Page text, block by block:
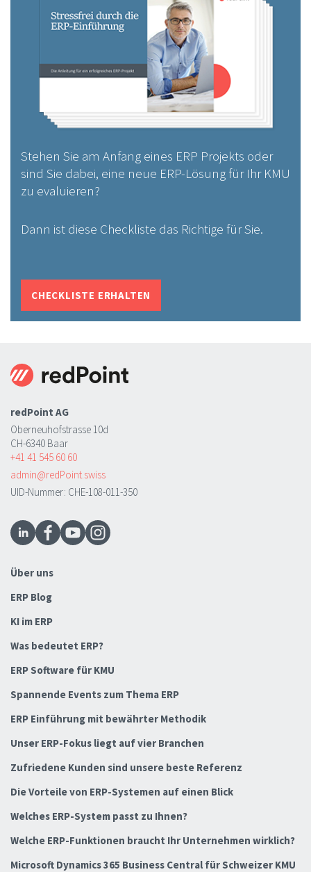
Stehen Sie am Anfang eines ERP Projekts oder
sind Sie dabei, eine neue ERP-Lösung für Ihr KMU
zu evaluieren?
Dann ist diese Checkliste das Richtige für Sie.
CHECKLISTE ERHALTEN
redPoint AG
Oberneuhofstrasse 10d
CH-6340 Baar
+41 41 545 60 60
admin@redPoint.swiss
UID-Nummer: CHE-108-011-350
Über uns
ERP Blog
KI im ERP
Was bedeutet ERP?
ERP Software für KMU
Spannende Events zum Thema ERP
ERP Einführung mit bewährter Methodik
Unser ERP-Fokus liegt auf vier Branchen
Zufriedene Kunden sind unsere beste Referenz
Die Vorteile von ERP-Systemen auf einen Blick
Welches ERP-System passt zu Ihnen?
Welche ERP-Funktionen braucht Ihr Unternehmen wirklich?
Microsoft Dynamics 365 Business Central für Schweizer KMU